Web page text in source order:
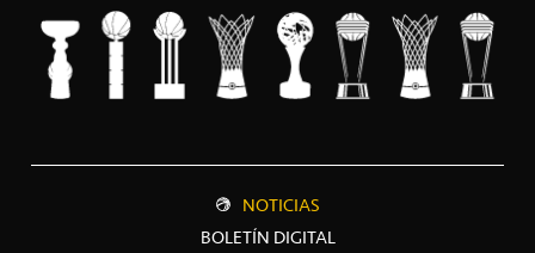
NOTICIAS
BOLETÍN DIGITAL